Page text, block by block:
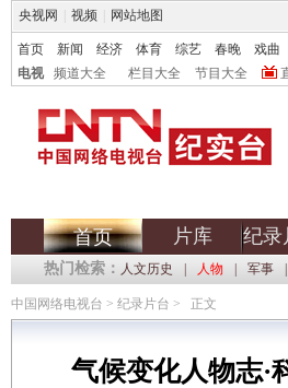
央视网 视频 网站地图
首页 新闻 经济 体育 综艺 春晚 戏曲
电视
频道大全 栏目大全 节目大全
首页 片库 纪录
热门检索： 人文历史 人物 军事
中国网络电视台 > 纪录片台 > 正文
气候变化人物志·